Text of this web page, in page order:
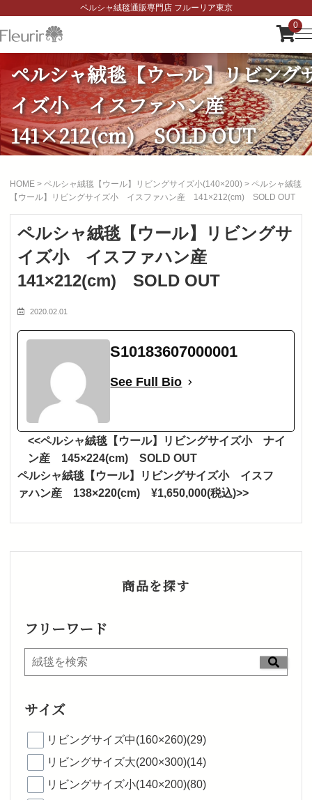
ペルシャ絨毯通販専門店 フルーリア東京
0
ペルシャ絨毯【ウール】リビング
イズ小 イスファハン産
141×212(cm) SOLD OUT
HOME >ペルシャ絨毯【ウール】リビングサイズ小(140×200) >ペルシャ絨毯
【ウール】リビングサイズ小 イスファハン産 141×212(cm) SOLD OUT
ペルシャ絨毯【ウール】リビングサ
イズ小 イスファハン産
141×212(cm) SOLD OUT
2020.02.01
S10183607000001
See Full Bio
<<ペルシャ絨毯【ウール】リビングサイズ小 ナイ
ン産 145×224(cm) SOLD OUT
ペルシャ絨毯【ウール】リビングサイズ小 イスフ
ァハン産 138×220(cm) ¥1,650,000(税込)>>
商品を探す
フリーワード
サイズ
リビングサイズ中(160×260)(29)
リビングサイズ大(200×300)(14)
リビングサイズ小(140×200)(80)